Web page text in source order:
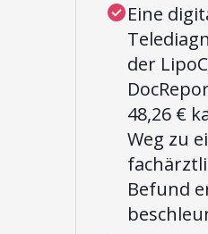
Eine
der
48,26 €
Weg zu
Befund